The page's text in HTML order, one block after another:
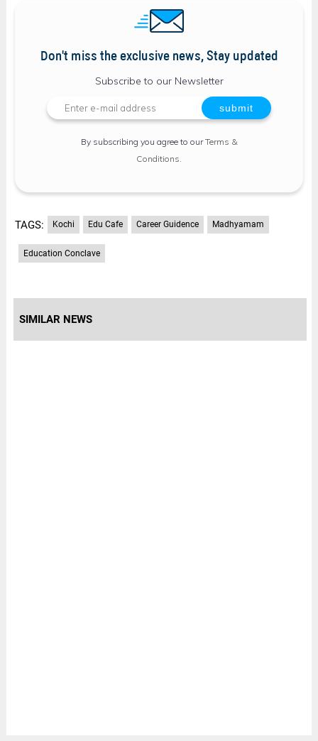
Don't miss the exclusive news, Stay updated
Subscribe to our Newsletter
By subscribing you agree to ourTerms &
Conditions
TAGS: Kochi Edu Cafe Career Guidence Madhyamam
Education Conclave
SIMILAR NEWS